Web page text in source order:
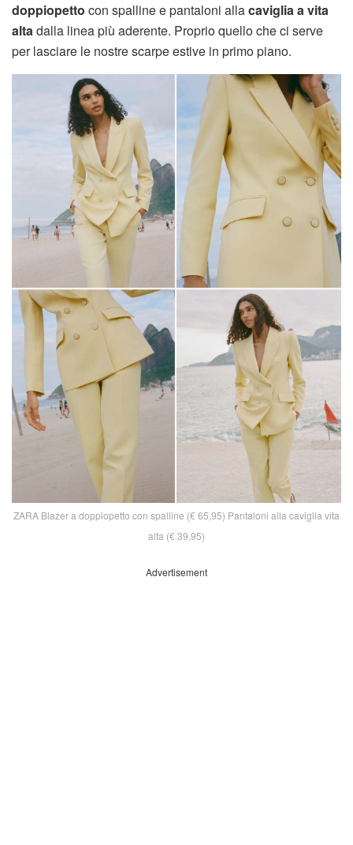
doppiopetto con spalline e pantaloni allacaviglia a vita
altadalla linea più aderente. Proprio quello che ci serve
per lasciare le nostre scarpe estive in primo piano.
ZARA Blazer a doppiopetto con spalline (€ 65,95) Pantaloni alla caviglia vita
alta (€ 39,95)
Advertisement